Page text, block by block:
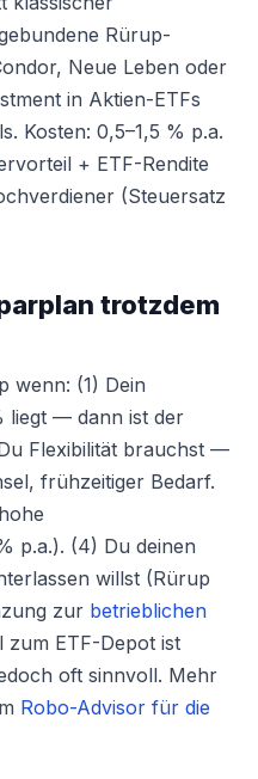
Rürup-
Neue Leben oder
in Aktien-ETFs
Kosten: 0,5–1,5 % p.a.
+ ETF-Rendite
(Steuersatz
trotzdem
wenn: (1) Dein
liegt — dann ist der
Flexibilität brauchst —
frühzeitiger Bedarf.
p.a.). (4) Du deinen
willst (Rürup
zur betrieblichen
zum ETF-Depot ist
oft sinnvoll. Mehr
Robo-Advisor für die